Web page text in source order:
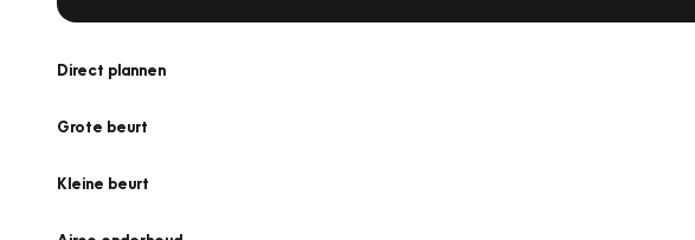
Direct plannen
Grote beurt
Kleine beurt